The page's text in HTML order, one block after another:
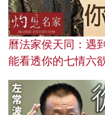
曆法家侯天同：遇
能看透你的七情六